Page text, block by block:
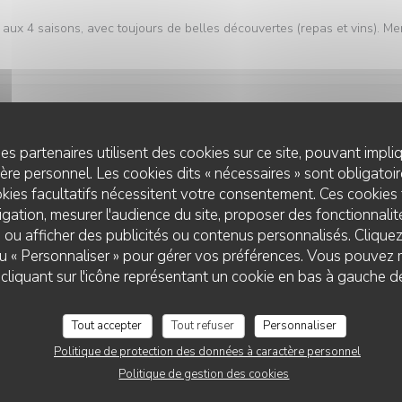
partenaires utilisent des cookies sur ce site, pouvant
personnel. Les cookies dits « nécessaires » sont
facultatifs nécessitent votre consentement. Ces
mesurer l'audience du site, proposer des
afficher des publicités ou contenus personnalisés.
« Personnaliser » pour gérer vos préférences. Vous
sur l'icône représentant un cookie en bas à gauche
Tout accepter Tout refuser
Personnaliser
Politique de protection des données à caractère personnel
Politique de gestion des cookies
4 saisons, avec toujours de belles découvertes (repas et vins).
Service : 5/5 Ambiance: 5/5 Cuisine:5 /5 Qualité / Prix
de découvrir.
Service /5 Ambiance Cuisine
L'AUBERGE AUX 4 SAISONS